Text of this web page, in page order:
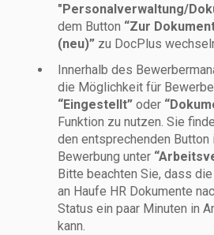
"Personalverwaltung/
dem Button “Zur
(neu)” zu DocPlus
Innerhalb des
die Möglichkeit für
“Eingestellt” oder
Funktion zu nutzen. Sie
den entsprechenden Button
Bewerbung unter
Bitte beachten Sie, dass
an Haufe HR Dokumente
Status ein paar Minuten in
kann.